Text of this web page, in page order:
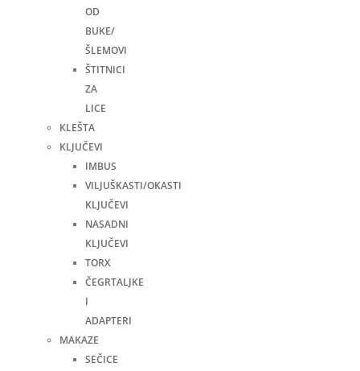
OD
BUKE/
ŠLEMOVI
ŠTITNICI
ZA
LICE
KLEŠTA
KLJUČEVI
IMBUS
VILJUŠKASTI/OKASTI
KLJUČEVI
NASADNI
KLJUČEVI
TORX
ČEGRTALJKE
I
ADAPTERI
MAKAZE
SEČICE